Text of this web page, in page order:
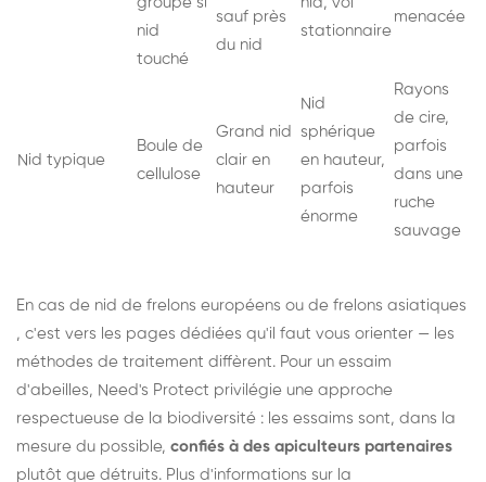
nid
touché
sauf près
du nid
stationnaire
menacée
Nid typique
Boule de
cellulose
Grand nid
clair en
hauteur
Nid
sphérique
en hauteur,
parfois
énorme
Rayons
de cire,
parfois
dans une
ruche
sauvage
En cas de nid de frelons européens ou de frelons asiatiques
, c'est vers les pages dédiées qu'il faut vous orienter — les
méthodes de traitement diffèrent. Pour un essaim
d'abeilles, Need's Protect privilégie une approche
respectueuse de la biodiversité : les essaims sont, dans la
mesure du possible, confiés à des apiculteurs partenaires
plutôt que détruits. Plus d'informations sur la